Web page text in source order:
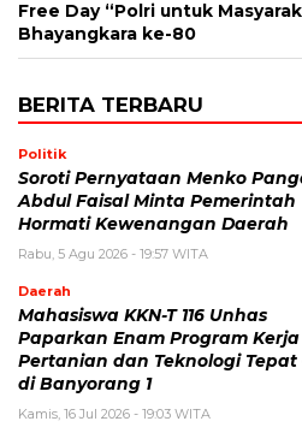
Free Day “Polri untuk
Bhayangkara ke-80
BERITA TERBARU
Politik
Soroti Pernyataan Menko
Abdul Faisal Minta Pemerintah
Hormati Kewenangan Daerah
Rabu, 5 Agu 2026 - 19:57 WITA
Daerah
Mahasiswa KKN-T 116 Unhas
Paparkan Enam Program Kerja
Pertanian dan Teknologi Tepat
di Banyorang 1
Kamis, 16 Jul 2026 - 19:03 WITA